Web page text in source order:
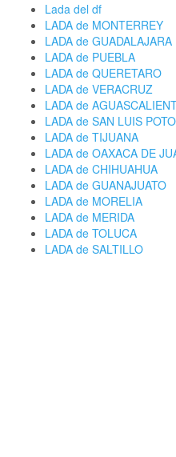
Lada del df
LADA de MONTERREY
LADA de GUADALAJARA
LADA de PUEBLA
LADA de QUERETARO
LADA de VERACRUZ
LADA de
LADA de SAN LUIS
LADA de TIJUANA
LADA de OAXACA DE
LADA de CHIHUAHUA
LADA de GUANAJUATO
LADA de MORELIA
LADA de MERIDA
LADA de TOLUCA
LADA de SALTILLO